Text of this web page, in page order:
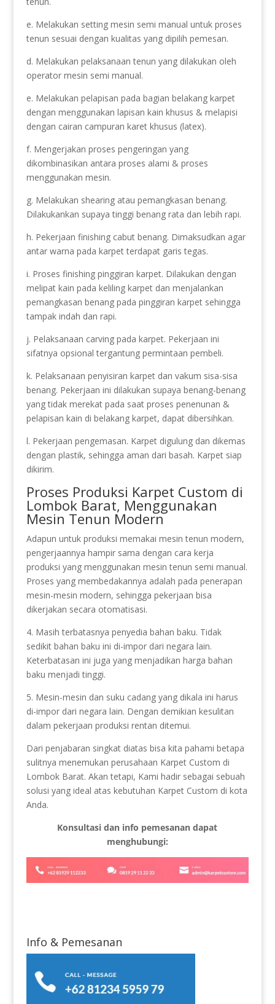
e. Melakukan setting mesin semi manual untuk proses
tenun sesuai dengan kualitas yang dipilih pemesan.
d. Melakukan pelaksanaan tenun yang dilakukan oleh
operator mesin semi manual.
e. Melakukan pelapisan pada bagian belakang karpet
dengan menggunakan lapisan kain khusus & melapisi
dengan cairan campuran karet khusus (latex).
f. Mengerjakan proses pengeringan yang
dikombinasikan antara proses alami & proses
menggunakan mesin.
g. Melakukan shearing atau pemangkasan benang.
Dilakukankan supaya tinggi benang rata dan lebih rapi.
h. Pekerjaan finishing cabut benang. Dimaksudkan agar
antar warna pada karpet terdapat garis tegas.
i. Proses finishing pinggiran karpet. Dilakukan dengan
melipat kain pada keliling karpet dan menjalankan
pemangkasan benang pada pinggiran karpet sehingga
tampak indah dan rapi.
j. Pelaksanaan carving pada karpet. Pekerjaan ini
sifatnya opsional tergantung permintaan pembeli.
k. Pelaksanaan penyisiran karpet dan vakum sisa-sisa
benang. Pekerjaan ini dilakukan supaya benang-benang
yang tidak merekat pada saat proses penenunan &
pelapisan kain di belakang karpet, dapat dibersihkan.
l. Pekerjaan pengemasan. Karpet digulung dan dikemas
dengan plastik, sehingga aman dari basah. Karpet siap
dikirim.
Proses Produksi Karpet Custom di
Lombok Barat, Menggunakan
Mesin Tenun Modern
Adapun untuk produksi memakai mesin tenun modern,
pengerjaannya hampir sama dengan cara kerja
produksi yang menggunakan mesin tenun semi manual.
Proses yang membedakannya adalah pada penerapan
mesin-mesin modern, sehingga pekerjaan bisa
dikerjakan secara otomatisasi.
4. Masih terbatasnya penyedia bahan baku. Tidak
sedikit bahan baku ini di-impor dari negara lain.
Keterbatasan ini juga yang menjadikan harga bahan
baku menjadi tinggi.
5. Mesin-mesin dan suku cadang yang dikala ini harus
di-impor dari negara lain. Dengan demikian kesulitan
dalam pekerjaan produksi rentan ditemui.
Dari penjabaran singkat diatas bisa kita pahami betapa
sulitnya menemukan perusahaan Karpet Custom di
Lombok Barat. Akan tetapi, Kami hadir sebagai sebuah
solusi yang ideal atas kebutuhan Karpet Custom di kota
Anda.
Konsultasi dan info pemesanan dapat
menghubungi:
Info & Pemesanan